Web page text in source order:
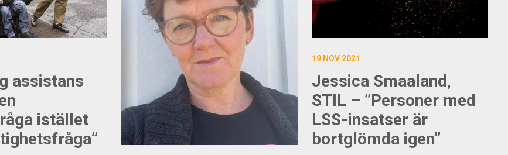
assistans
istället
19 NOV 2021
Jessica Smaaland,
STIL – ”Personer med
LSS-insatser är
bortglömda igen”